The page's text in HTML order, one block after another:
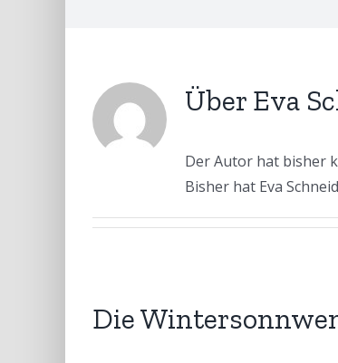
Über Eva
Der Autor hat bisher
Bisher hat Eva
Die